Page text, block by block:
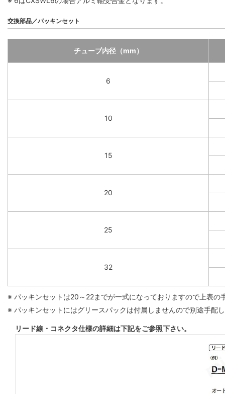
交換部品／パッキンセット
チューブ内径（mm）
6
10
15
20
25
32
※ パッキンセットは20～22までが一式になっておりますので上表の
※ パッキンセットにはグリースパックは付属しませんので別途手配
リード線・コネクタ仕様の詳細は下記をご参照下さい。